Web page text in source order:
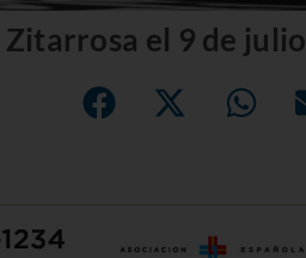
el 9 de julio